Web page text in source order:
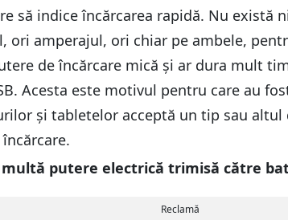
să indice încărcarea rapidă. Nu
ori amperajul, ori chiar pe ambele,
de încărcare mică și ar dura mult
Acesta este motivul pentru care au
și tabletelor acceptă un tip sau altul
putere electrică trimisă către
Reclamă